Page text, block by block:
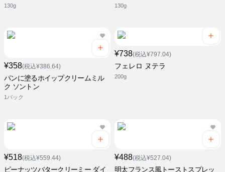
130g 130g
¥358(税込¥386.64)
パンに塗るホイップクリームミル
ク ソントン
1パック
¥738(税込¥797.04)
フェレロ ヌテラ
200g
¥518(税込¥559.44)
ピーナッツバタークリーミー ダイ
¥488(税込¥527.04)
明太フランス風トーストスプレッ